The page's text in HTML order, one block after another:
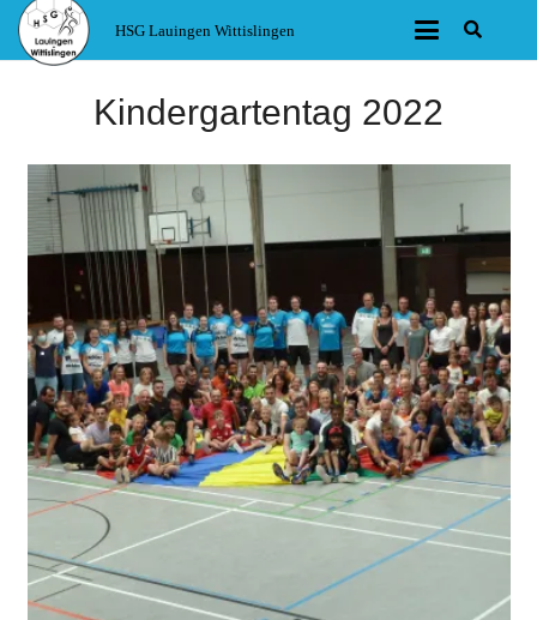
HSG Lauingen Wittislingen
Kindergartentag 2022